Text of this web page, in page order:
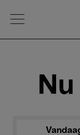
Open Menu